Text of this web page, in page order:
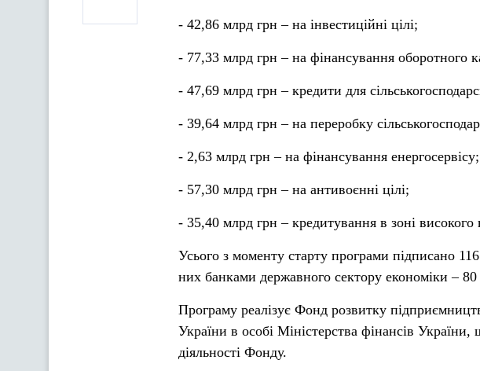
- 42,86 млрд грн – на інвестиційні цілі;
- 77,33 млрд грн – на фінансування оборотного
- 47,69 млрд грн – кредити для
- 39,64 млрд грн – на переробку
- 2,63 млрд грн – на фінансування енергосервісу;
- 57,30 млрд грн – на антивоєнні цілі;
- 35,40 млрд грн – кредитування в зоні високого
Усього з моменту старту програми підписано
них банками державного сектору економіки –
Програму реалізує Фонд розвитку
України в особі Міністерства фінансів
діяльності Фонду.